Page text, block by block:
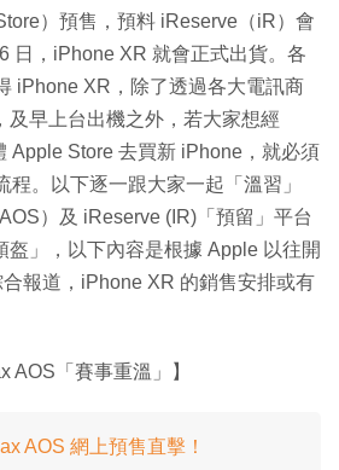
）預售，預料 iReserve（iR）會
日，iPhone XR 就會正式出貨。各
iPhone XR，除了透過各大電訊商
及早上台出機之外，若大家想經
Apple Store 去買新 iPhone，就必須
程。以下逐一跟大家一起「溫習」
）及 iReserve (IR)「預留」平台
盔」，以下內容是根據 Apple 以往開
報道，iPhone XR 的銷售安排或有
AOS「賽事重溫」】
AOS 網上預售直擊！